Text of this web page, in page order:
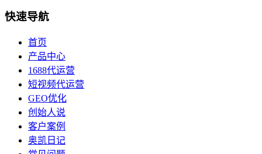
快速导航
首页
产品中心
1688代运营
短视频代运营
GEO优化
创始人说
客户案例
奥凯日记